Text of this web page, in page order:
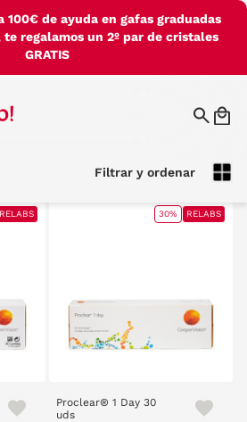
100€ de ayuda en gafas graduadas
regalamos un 2º par de cristales
GRATIS
Filtrar y ordenar
Filtrar y ordenar
RELABS
Proclear® 1 Day 30
uds
30% RELABS